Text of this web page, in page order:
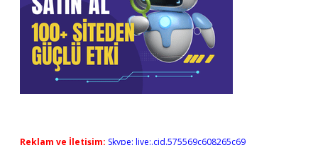
Reklam ve İletişim: Skype: live:.cid.575569c608265c69